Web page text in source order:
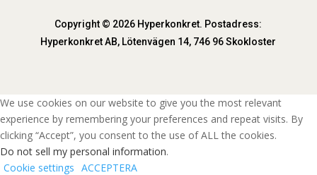
Copyright © 2026 Hyperkonkret. Postadress:
Hyperkonkret AB, Lötenvägen 14, 746 96 Skokloster
We use cookies on our website to give you the most relevant
experience by remembering your preferences and repeat visits. By
clicking “Accept”, you consent to the use of ALL the cookies.
Do not sell my personal information.
Cookie settings ACCEPTERA